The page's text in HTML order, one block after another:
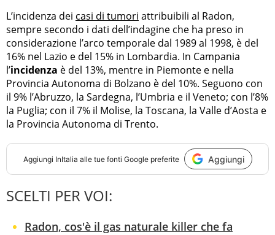
L’incidenza dei casi di tumori attribuibili al Radon,
sempre secondo i dati dell’indagine che ha preso in
considerazione l’arco temporale dal 1989 al 1998, è del
16% nel Lazio e del 15% in Lombardia. In Campania
l’incidenza è del 13%, mentre in Piemonte e nella
Provincia Autonoma di Bolzano è del 10%. Seguono con
il 9% l’Abruzzo, la Sardegna, l’Umbria e il Veneto; con l’8%
la Puglia; con il 7% il Molise, la Toscana, la Valle d’Aosta e
la Provincia Autonoma di Trento.
Aggiungi InItalia alle tue fonti Google preferite Aggiungi
SCELTI PER VOI:
Radon, cos'è il gas naturale killer che fa